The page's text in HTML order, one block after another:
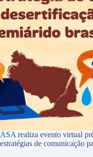
ASA realiza evento virtual
estratégias de comunicação